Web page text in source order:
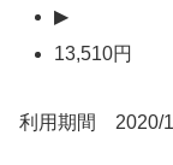
▶
13,510円
利用期間 2020/